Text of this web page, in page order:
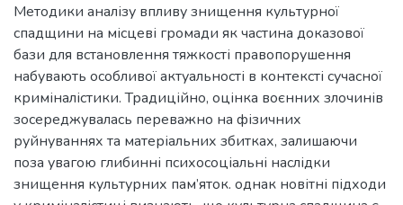
Методики аналізу впливу знищення культурної
спадщини на місцеві громади як частина доказової
бази для встановлення тяжкості правопорушення
набувають особливої актуальності в контексті сучасної
криміналістики. Традиційно, оцінка воєнних злочинів
зосереджувалась переважно на фізичних
руйнуваннях та матеріальних збитках, залишаючи
поза увагою глибинні психосоціальні наслідки
знищення культурних пам’яток. однак новітні підходи